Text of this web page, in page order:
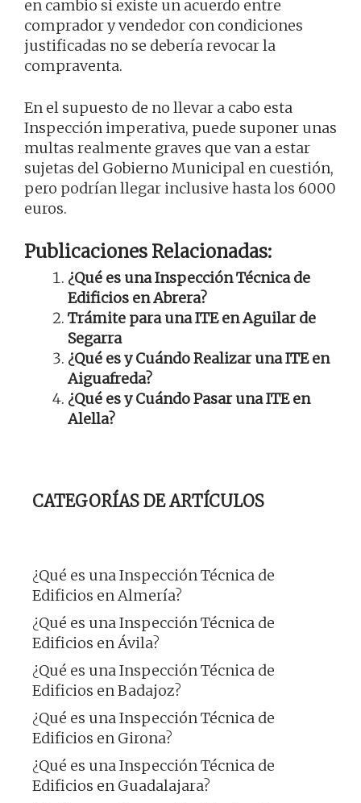
en cambio si existe un acuerdo entre
comprador y vendedor con condiciones
justificadas no se debería revocar la
compraventa.
En el supuesto de no llevar a cabo esta
Inspección imperativa, puede suponer unas
multas realmente graves que van a estar
sujetas del Gobierno Municipal en cuestión,
pero podrían llegar inclusive hasta los 6000
euros.
Publicaciones Relacionadas:
¿Qué es una Inspección Técnica de
Edificios en Abrera?
Trámite para una ITE en Aguilar de
Segarra
¿Qué es y Cuándo Realizar una ITE en
Aiguafreda?
¿Qué es y Cuándo Pasar una ITE en
Alella?
CATEGORÍAS DE ARTÍCULOS
¿Qué es una Inspección Técnica de
Edificios en Almería?
¿Qué es una Inspección Técnica de
Edificios en Ávila?
¿Qué es una Inspección Técnica de
Edificios en Badajoz?
¿Qué es una Inspección Técnica de
Edificios en Girona?
¿Qué es una Inspección Técnica de
Edificios en Guadalajara?